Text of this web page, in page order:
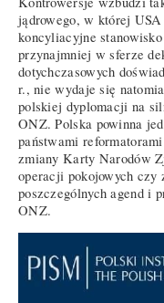
jądrowego, w której
koncyliacyjne
przynajmniej w sferze
dotychczasowych
r., nie wydaje się
polskiej dyplomacji na
ONZ. Polska powinna
państwami
zmiany Karty Narodów
operacji pokojowych czy
poszczególnych agend i
ONZ.